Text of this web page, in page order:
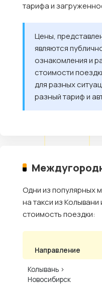
тарифа и
Цены,
являются
ознакомления и
стоимости
для разных
разный тариф и
Одни из популярных
на такси из Колывани
стоимость поездки:
Направление
Колывань ›
Новосибирск